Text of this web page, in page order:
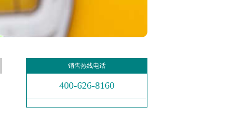
销售热线电话
400-626-8160